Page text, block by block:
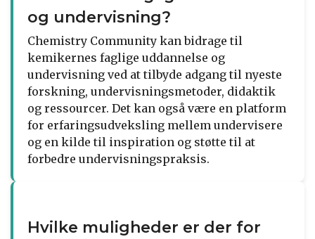
og undervisning?
Chemistry Community kan bidrage til
kemikernes faglige uddannelse og
undervisning ved at tilbyde adgang til nyeste
forskning, undervisningsmetoder, didaktik
og ressourcer. Det kan også være en platform
for erfaringsudveksling mellem undervisere
og en kilde til inspiration og støtte til at
forbedre undervisningspraksis.
Hvilke muligheder er der for